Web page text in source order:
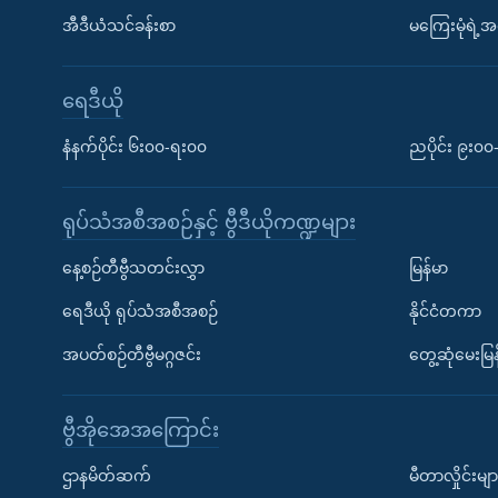
အီဒီယံသင်ခန်းစာ မကြေးမုံရဲ့အ
ရေဒီယို
နံနက်ပိုင်း ၆း၀၀-ရး၀၀ ညပိုင်း ၉း၀၀
ရုပ်သံအစီအစဉ်နှင့် ဗွီဒီယိုကဏ္ဍများ
နေ့စဉ်တီဗွီသတင်းလွှာ
ရေဒီယို ရုပ်သံအစီအစဉ်
အပတ်စဉ်တီဗွီမဂ္ဂဇင်း
မြန်မာ
နိုင်ငံတကာ
တွေ့ဆုံမေးမြန်
ဗွီအိုအေအကြောင်း
ဌာနမိတ်ဆက် မီတာလှိုင်းမျာ